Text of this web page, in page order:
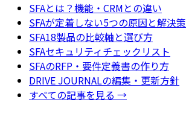
SFAとは？機能・CRMとの違い
SFAが定着しない5つの原因と解決策
SFA18製品の比較軸と選び方
SFAセキュリティチェックリスト
SFAのRFP・要件定義書の作り方
DRIVE JOURNALの編集・更新方針
すべての記事を見る →